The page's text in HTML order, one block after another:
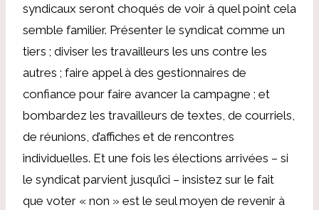
syndicaux seront choqués de voir à quel point cela
semble familier. Présenter le syndicat comme un
tiers ; diviser les travailleurs les uns contre les
autres ; faire appel à des gestionnaires de
confiance pour faire avancer la campagne ; et
bombardez les travailleurs de textes, de courriels,
de réunions, d’affiches et de rencontres
individuelles. Et une fois les élections arrivées – si
le syndicat parvient jusqu’ici – insistez sur le fait
que voter « non » est le seul moyen de revenir à